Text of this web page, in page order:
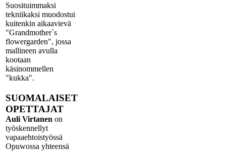
Suosituimmaksi
tekniikaksi muodostui
kuitenkin aikaavievä
"Grandmother`s
flowergarden", jossa
mallineen avulla
kootaan
käsinommellen
"kukka".
SUOMALAISET
OPETTAJAT
Auli Virtanen on
työskennellyt
vapaaehtoistyössä
Opuwossa yhteensä